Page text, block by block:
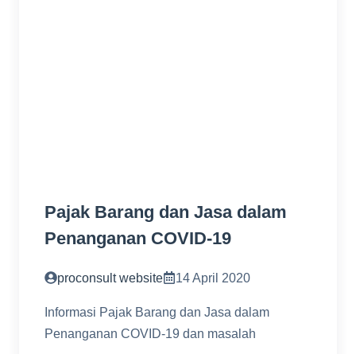
Pajak Barang dan Jasa dalam
Penanganan COVID-19
proconsult website 14 April 2020
Informasi Pajak Barang dan Jasa dalam
Penanganan COVID-19 dan masalah